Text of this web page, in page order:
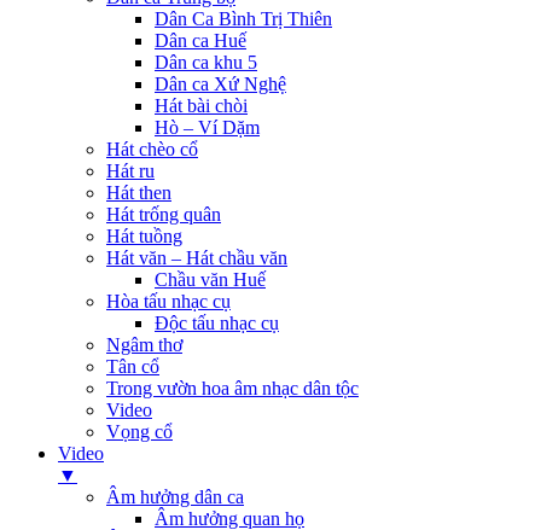
Dân Ca Bình Trị Thiên
Dân ca Huế
Dân ca khu 5
Dân ca Xứ Nghệ
Hát bài chòi
Hò – Ví Dặm
Hát chèo cổ
Hát ru
Hát then
Hát trống quân
Hát tuồng
Hát văn – Hát chầu văn
Chầu văn Huế
Hòa tấu nhạc cụ
Độc tấu nhạc cụ
Ngâm thơ
Tân cổ
Trong vườn hoa âm nhạc dân tộc
Video
Vọng cổ
Video
▼
Âm hưởng dân ca
Âm hưởng quan họ